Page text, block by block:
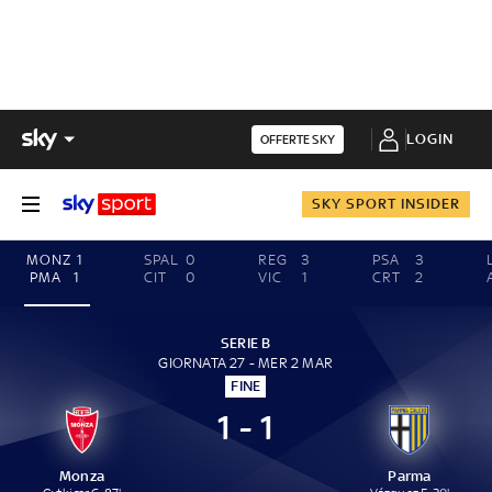
OFFERTE SKY LOGIN
SKY SPORT INSIDER
MONZ 1
PMA
1
SPAL
0
CIT
0
REG
3
VIC
1
PSA
3
CRT
2
SERIE B
GIORNATA 27 - MER 2 MAR
FINE
Monza
1 - 1
Parma